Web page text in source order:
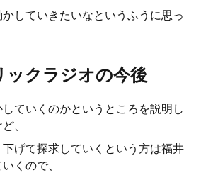
していきたいなというふうに思っ
ックラジオの今後
ていくのかというところを説明し
、
げて探求していくという方は福井
くので、